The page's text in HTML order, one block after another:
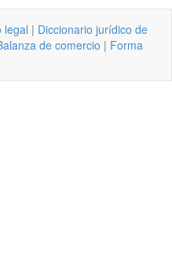
legal | Diccionario jurídico de
de comercio | Forma